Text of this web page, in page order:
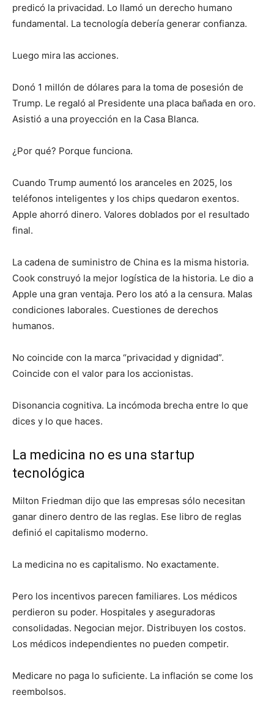
predicó la privacidad. Lo llamó un derecho humano
fundamental. La tecnología debería generar confianza.
Luego mira las acciones.
Donó 1 millón de dólares para la toma de posesión de
Trump. Le regaló al Presidente una placa bañada en oro.
Asistió a una proyección en la Casa Blanca.
¿Por qué? Porque funciona.
Cuando Trump aumentó los aranceles en 2025, los
teléfonos inteligentes y los chips quedaron exentos.
Apple ahorró dinero. Valores doblados por el resultado
final.
La cadena de suministro de China es la misma historia.
Cook construyó la mejor logística de la historia. Le dio a
Apple una gran ventaja. Pero los ató a la censura. Malas
condiciones laborales. Cuestiones de derechos
humanos.
No coincide con la marca “privacidad y dignidad”.
Coincide con el valor para los accionistas.
Disonancia cognitiva. La incómoda brecha entre lo que
dices y lo que haces.
La medicina no es una startup
tecnológica
Milton Friedman dijo que las empresas sólo necesitan
ganar dinero dentro de las reglas. Ese libro de reglas
definió el capitalismo moderno.
La medicina no es capitalismo. No exactamente.
Pero los incentivos parecen familiares. Los médicos
perdieron su poder. Hospitales y aseguradoras
consolidadas. Negocian mejor. Distribuyen los costos.
Los médicos independientes no pueden competir.
Medicare no paga lo suficiente. La inflación se come los
reembolsos.